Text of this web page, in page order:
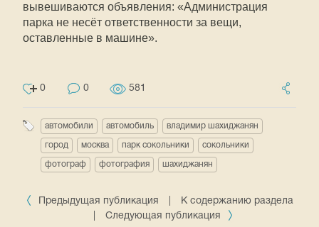
вывешиваются объявления: «Администрация
парка не несёт ответственности за вещи,
оставленные в машине».
0 0 581
автомобили автомобиль владимир шахиджанян
город москва парк сокольники сокольники
фотограф фотография шахиджанян
Предыдущая публикация
К содержанию раздела
Следующая публикация